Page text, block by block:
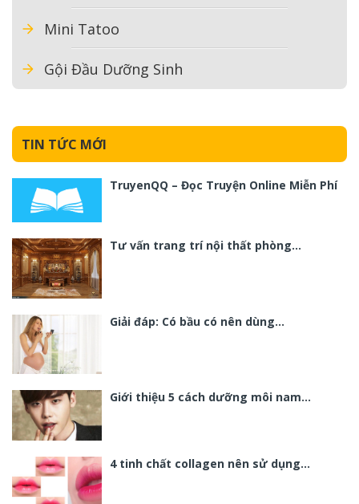
Mini Tatoo
Gội Đầu Dưỡng Sinh
TIN TỨC MỚI
TruyenQQ – Đọc Truyện Online Miễn Phí
Tư vấn trang trí nội thất phòng…
Giải đáp: Có bầu có nên dùng…
Giới thiệu 5 cách dưỡng môi nam…
4 tinh chất collagen nên sử dụng…